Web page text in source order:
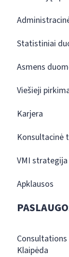
Statistiniai
Asmens
Viešieji
Karjera
Konsultacinė
VMI strategija
Apklausos
Klaipėda